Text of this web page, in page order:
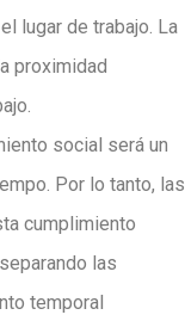
lugar de trabajo. La
proximidad
social será un
Por lo tanto, las
cumplimiento
las
temporal